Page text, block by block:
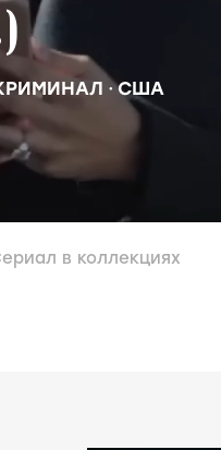
США
в коллекциях